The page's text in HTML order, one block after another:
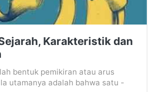
Karakteristik dan
bentuk pemikiran atau arus
utamanya adalah bahwa satu -